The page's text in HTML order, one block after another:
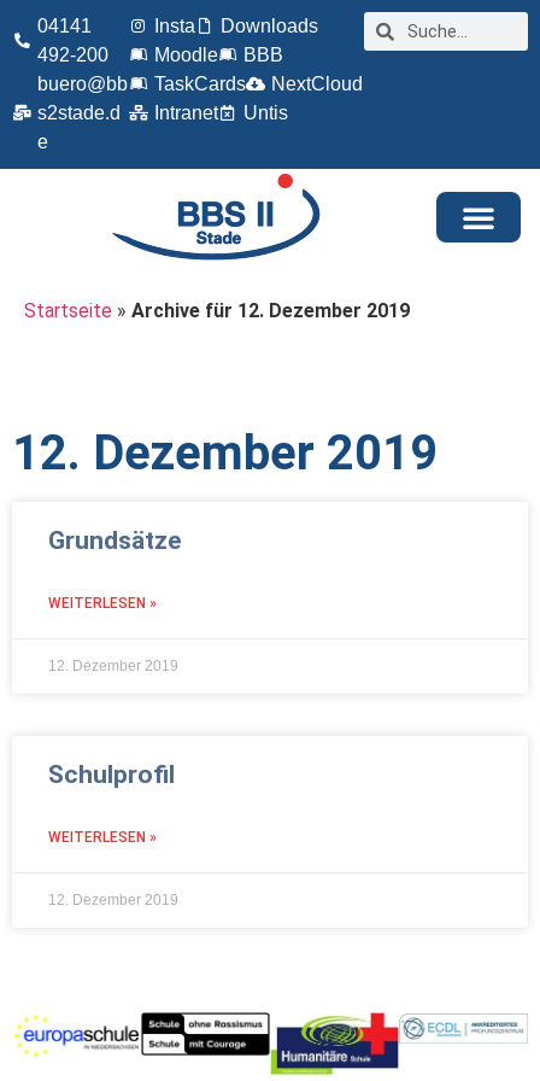
04141
492-200
buero@bb
s2stade.d
e
Insta
Downloads
Moodle
BBB
TaskCards
NextCloud
Intranet
Untis
Startseite » Archive für 12. Dezember 2019
12. Dezember 2019
Grundsätze
WEITERLESEN »
12. Dezember 2019
Schulprofil
WEITERLESEN »
12. Dezember 2019